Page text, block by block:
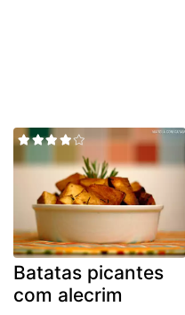
Batatas picantes
com alecrim